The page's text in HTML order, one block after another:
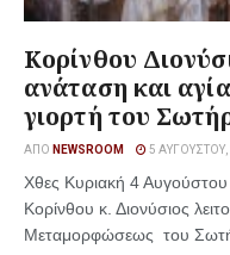
Κορίνθου
ανάταση και
γιορτή του
ΑΠΌ NEWSROOM 5 ΑΥΓΟΎΣΤΟΥ,
Χθες Κυριακή 4
Κορίνθου κ. Διονύσιος
Μεταμορφώσεως του